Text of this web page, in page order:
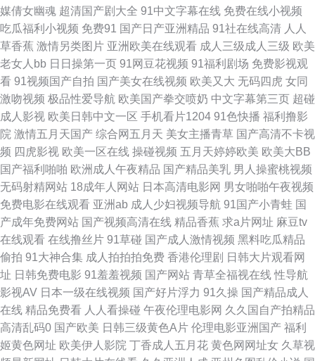
页 91次元网页登录 黑人性爱欧美日韩网页 91le美女在线视频 伦理加色网
91TV在线视频 91丝袜国产 91白虎在线 国产盗摄资源网 91av赵恩静 国内超
碰精品 91jk红杏 国产午夜久久 影音先锋欧美色A片 久久国产伊人网 91精品
视频在线免费观看 麻豆羞羞答答 91人操 男人天堂啪啪啪 91久久国产人妖系
列 久热精品色情 91韩国成人TV 欧美日韩内射视频 AV鲁鲁亚洲 一本色道婷
婷久久 午夜剧院蜜芽啊 国产自拍情侣在线观看 91国产福利视频 久久精品网
91黑丝色在线 日本免费黄色录像 91九色视频入口 国产精品内射 影音先锋AV
色 成人a∨∨在线 www免费成人 四虎性交影院 日韩AV一区 东方avsss 91草
网 日韩成人片亚洲天堂 肏屄国内 91国产丝袜在线竹菊 午夜伦伦剧场 四虎传
媒影院 东方AV在线观看 亚洲国产y片在线看 国产超碰肏护士 熟女探花在线
媒倩女幽魂 超清国产剧大全 91中文字幕在线 免费在线小视频
吃瓜福利小视频 免费91 国产日产亚洲精品 91社在线高清 人人
草香蕉 激情另类图片 亚洲欧美在线观看 成人三级成人三级 欧美
老女人bb 日日操第一页 91网豆花视频 91福利剧场 免费影视观
看 91视频国产自拍 国产美女在线视频 欧美又大 无码四虎 女同
激吻视频 极品性爱导航 欧美国产拳交喷奶 中文字幕第三页 超碰
成人影视 欧美日韩中文一区 手机看片1204 91色快播 福利撸影
院 激情五月天国产 综合网五月天 美女主播青草 国产高清不卡视
频 四虎影视 欧美一区在线 操碰视频 五月天婷婷欧美 欧美大BB
国产福利啪啪 欧洲成人午夜精品 国产精品美乳 男人操蜜桃视频
无码射精网站 18成年人网站 日本高清电影网 男女啪啪午夜视频
免费电影在线观看 亚洲ab 成人少妇视频导航 91国产小青蛙 国
产成年免费网站 国产视频高清在线 精品香蕉 求a片网址 麻豆tv
在线观看 在线撸丝片 91草碰 国产成人激情视频 黑料吃瓜精品
偷拍 91大神合集 成人拍拍拍免费 香港伦理剧 日韩大片观看网
址 日韩免费电影 91羞羞视频 国产网站 青草全福视在线 性导航
影视AV 日本一级在线视频 国产好片浮力 91久操 国产精品成人
在线 精品免费看 人人看操碰 午夜伦理电影网 久久国自产拍精品
高清乱码0 国产欧美 日韩三级黄色A片 伦理电影亚洲国产 福利
姬黄色网址 欧美伊人影院 丁香成人五月花 黄色网网址女 久草视